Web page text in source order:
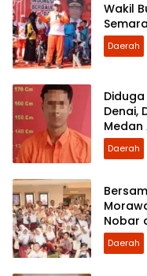
Wakil
Daerah
Diduga
Denai,
Medan
Daerah
Nobar
Daerah